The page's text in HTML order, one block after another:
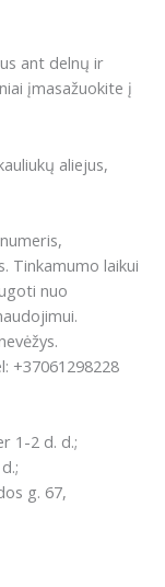
ant delnų ir
įmasažuokite į
aliejus,
Tinkamumo laikui
nuo
+37061298228
1-2 d. d.;
g. 67,